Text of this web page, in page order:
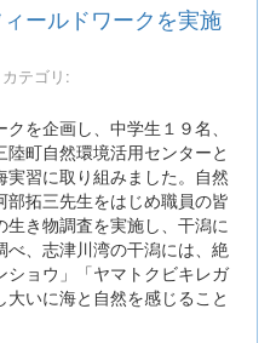
ールドワークを実施
カテゴリ:
を企画し、中学生１９名、
町自然環境活用センターと
習に取り組みました。自然
拓三先生をはじめ職員の皆
き物調査を実施し、干潟に
、志津川湾の干潟には、絶
ョウ」「ヤマトクビキレガ
いに海と自然を感じること